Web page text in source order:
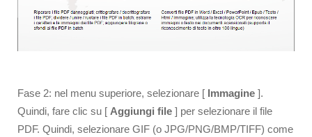
Fase 2: nel menu superiore, selezionare [ Immagine ].
Quindi, fare clic su [ Aggiungi file ] per selezionare il file
PDF. Quindi, selezionare GIF (o JPG/PNG/BMP/TIFF) come